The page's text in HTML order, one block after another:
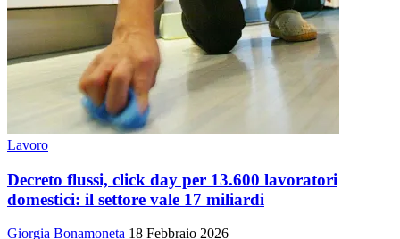
Lavoro
Decreto flussi, click day per 13.600 lavoratori
domestici: il settore vale 17 miliardi
Giorgia Bonamoneta 18 Febbraio 2026